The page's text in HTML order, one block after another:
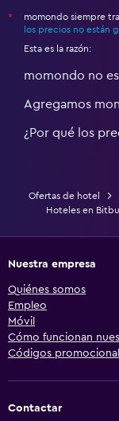
*
momondo siempre
los precios no están
Esta es la razón:
momondo no
Agregamos
¿Por qué los
Ofertas de hotel
Hoteles en
Nuestra empresa
Quiénes somos
Empleo
Móvil
Cómo funcionan
Códigos
Contactar